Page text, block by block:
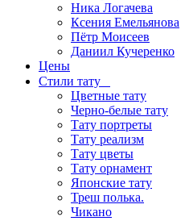
Ника Логачева
Ксения Емельянова
Пётр Моисеев
Даниил Кучеренко
Цены
Стили тату
Цветные тату
Черно-белые тату
Тату портреты
Тату реализм
Тату цветы
Тату орнамент
Японские тату
Треш полька.
Чикано